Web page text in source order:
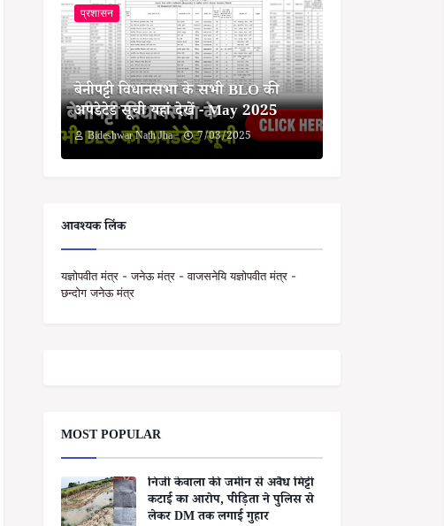
प्रशासन
बेनीपट्टी विधानसभा के सभी BLO की
अपडेटेड सूची यहां देखें - May 2025
Bideshwar Nath Jha 7/03/2025
आवश्यक लिंक
यज्ञोपवीत मंत्र - जनेऊ मंत्र - वाजसनेयि यज्ञोपवीत मंत्र -
छन्दोग जनेऊ मंत्र
MOST POPULAR
निजी केवाला की जमीन से अवैध मिट्टी
कटाई का आरोप, पीड़िता ने पुलिस से
लेकर DM तक लगाई गुहार